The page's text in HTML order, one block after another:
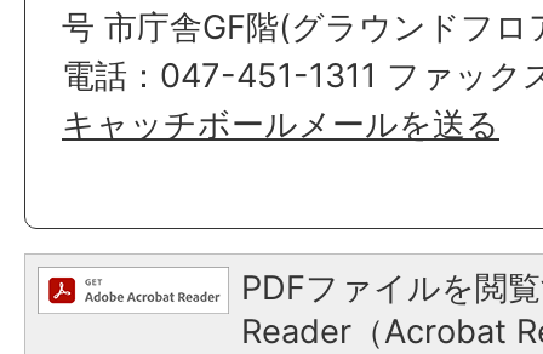
号 市庁舎GF階(グラウンドフロ
電話：047-451-1311 ファッ
キャッチボールメールを送る
PDFファイルを閲
Reader（Acrobat